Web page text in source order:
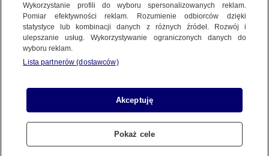
SERIAL HBO ORIGINAL „PROUD”
20.03.2026
BIURO REKLAMY TVN MEDIA OTWIERA
Wykorzystanie profili do wyboru spersonalizowanych reklam.
Pomiar efektywności reklam. Rozumienie odbiorców dzięki
statystyce lub kombinacji danych z różnych źródeł. Rozwój i
ulepszanie usług. Wykorzystywanie ograniczonych danych do
wyboru reklam.
Lista partnerów (dostawców)
Akceptuję
Pokaż cele